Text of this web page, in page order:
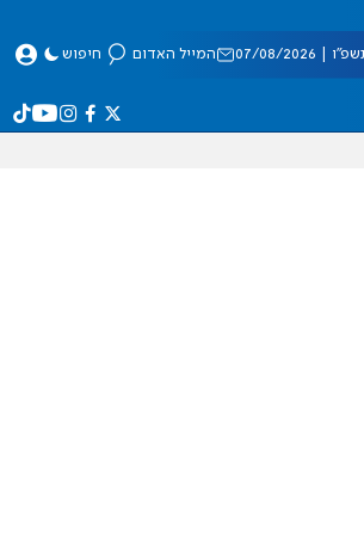
08/2026 המייל האדום חיפוש